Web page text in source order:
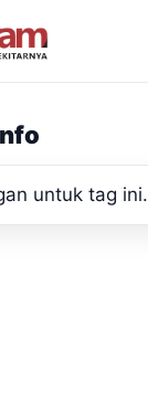
untuk tag ini.